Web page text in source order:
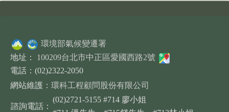
環境部氣候變遷署
地址： 100209台北市中正區愛國西路2號
電話：(02)2322-2050
網站維護： 環科工程顧問股份有限公司
諮詢電話：
(02)2721-5155 #714 廖小姐